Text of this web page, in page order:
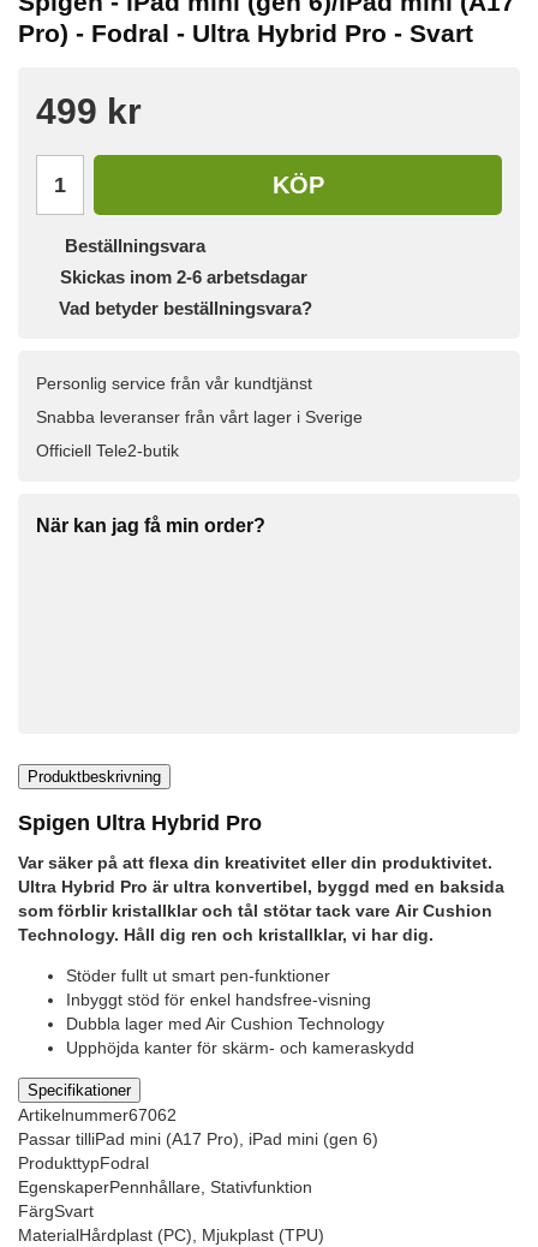
Pro) - Fodral - Ultra Hybrid Pro - Svart
499 kr
KÖP
Beställningsvara
Skickas inom 2-6 arbetsdagar
Vad betyder beställningsvara?
Personlig service från vår kundtjänst
Snabba leveranser från vårt lager i Sverige
Officiell Tele2-butik
När kan jag få min order?
Produktbeskrivning
Spigen Ultra Hybrid Pro
Var säker på att flexa din kreativitet eller din produktivitet.
Ultra Hybrid Pro är ultra konvertibel, byggd med en baksida
som förblir kristallklar och tål stötar tack vare Air Cushion
Technology. Håll dig ren och kristallklar, vi har dig.
Stöder fullt ut smart pen-funktioner
Inbyggt stöd för enkel handsfree-visning
Dubbla lager med Air Cushion Technology
Upphöjda kanter för skärm- och kameraskydd
Specifikationer
Artikelnummer67062
Passar tilliPad mini (A17 Pro), iPad mini (gen 6)
ProdukttypFodral
EgenskaperPennhållare, Stativfunktion
FärgSvart
MaterialHårdplast (PC), Mjukplast (TPU)